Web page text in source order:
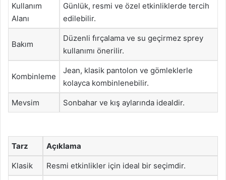
Kullanım
Alanı
Günlük, resmi ve özel etkinliklerde tercih
edilebilir.
Bakım
Düzenli fırçalama ve su geçirmez sprey
kullanımı önerilir.
Kombinleme
Jean, klasik pantolon ve gömleklerle
kolayca kombinlenebilir.
Mevsim Sonbahar ve kış aylarında idealdir.
Tarz Açıklama
Klasik Resmi etkinlikler için ideal bir seçimdir.